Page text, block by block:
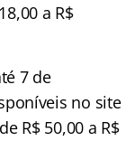
a R$
7 de
no site
R$ 50,00 a R$